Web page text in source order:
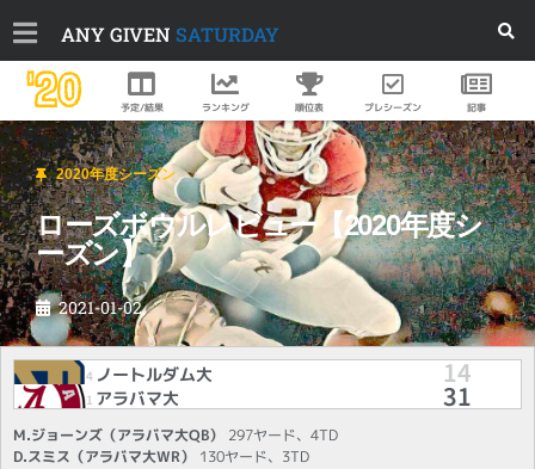
ANY GIVEN SATURDAY
'20 予定/結果 ランキング 順位表 プレシーズン 記事
2020年度シーズン
ローズボウルレビュー【2020年度シ
ーズン】
2021-01-02
4 ノートルダム大 14
1 アラバマ大 31
M.ジョーンズ（アラバマ大QB） 297ヤード、4TD
D.スミス（アラバマ大WR） 130ヤード、3TD